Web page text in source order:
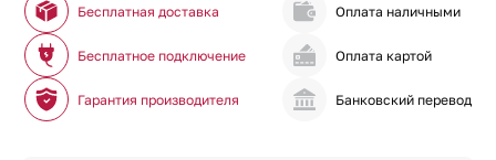
Бесплатная доставка
Бесплатное подключение
Гарантия производителя
Оплата наличными
Оплата картой
Банковский перевод